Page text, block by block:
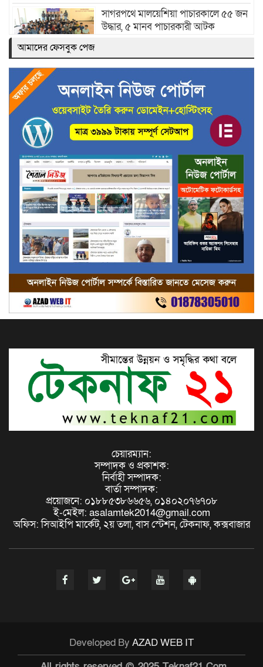
সাগরপথে মালয়েশিয়া পাচারকালে ৫৫ জন
উদ্ধার, ৫ মানব পাচারকারী আটক
নাফনদীতে কোস্ট গার্ডের অভিযানে
৫০হাজার ইয়াবাসহ আটক-২
আবারও নাফনদী থেকে নৌকাসহ চার
জেলেকে ধরে নিয়ে গেল আরাকান আর্মি
টেকনাফে গহীন পাহাড়ে মুক্তিপণ-
মানবপাচারের কবল থেকে
রোহিঙ্গাসহ২২জনকে উদ্ধার
টেকনাফ ২বিজিবি ব্যাটালিয়নের ৭৭তম
প্রতিষ্ঠা বার্ষিকী পালিত
যুবদলের প্রতিষ্ঠা বার্ষিকীতে যাওয়ার পথে
যুবদলের দুইকর্মীকে হত্যা করে আওয়ামী
সন্ত্রাসীরা,টেকনাফে স্মরণ সভায় বক্তারা
আমাদের ফেসবুক পেজ
চেয়ারম্যান:
সম্পাদক ও প্রকাশক:
নির্বাহী সম্পাদক:
বার্তা সম্পাদক:
প্রয়োজনে: ০১৮৮৫৩৮৬৬৫৬, ০১৪০২০৭৬৭০৮
ই-মেইল: asalamtek2014@gmail.com
অফিস: সিআইপি মার্কেট, ২য় তলা, বাস স্টেশন, টেকনাফ, কক্সবাজার
Developed By AZAD WEB IT